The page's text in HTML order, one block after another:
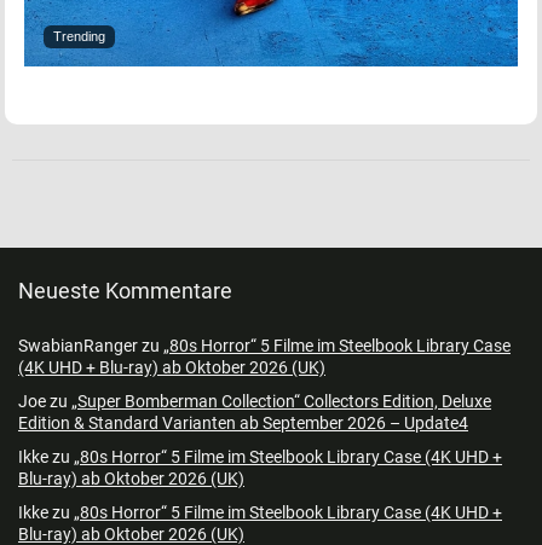
Trending
Neueste Kommentare
SwabianRangerzu „80s Horror“ 5 Filme im Steelbook Library Case
(4K UHD + Blu-ray) ab Oktober 2026 (UK)
Joezu „Super Bomberman Collection“ Collectors Edition, Deluxe
Edition & Standard Varianten ab September 2026 – Update4
Ikkezu „80s Horror“ 5 Filme im Steelbook Library Case (4K UHD +
Blu-ray) ab Oktober 2026 (UK)
Ikkezu „80s Horror“ 5 Filme im Steelbook Library Case (4K UHD +
Blu-ray) ab Oktober 2026 (UK)